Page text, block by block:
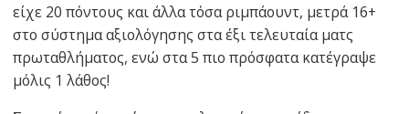
είχε 20 πόντους και άλλα τόσα ριμπάουντ, μετρά 16+
στο σύστημα αξιολόγησης στα έξι τελευταία ματς
πρωταθλήματος, ενώ στα 5 πιο πρόσφατα κατέγραψε
μόλις 1 λάθος!